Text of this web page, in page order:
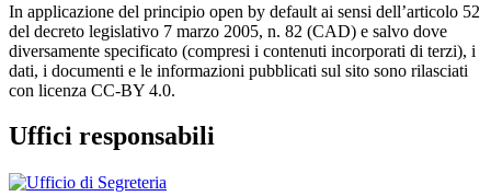
In applicazione del principio open by default ai sensi dell’articolo 52
del decreto legislativo 7 marzo 2005, n. 82 (CAD) e salvo dove
diversamente specificato (compresi i contenuti incorporati di terzi), i
dati, i documenti e le informazioni pubblicati sul sito sono rilasciati
con licenza CC-BY 4.0.
Uffici responsabili